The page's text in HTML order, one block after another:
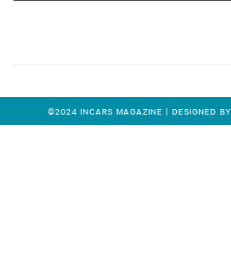
©2024 INCARS MAGAZINE | DESIGNED BY